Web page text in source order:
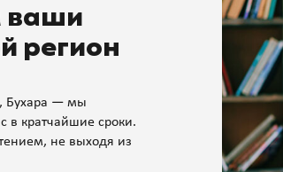
ваши
регион
Бухара — мы
в кратчайшие сроки.
не выходя из